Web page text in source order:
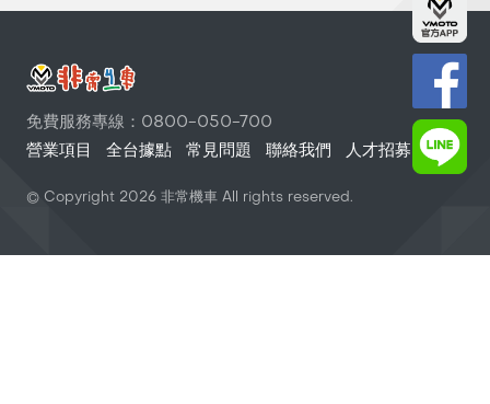
免費服務專線：0800-050-700
營業項目
全台據點 常見問題 聯絡我們 人才招募
© Copyright 2026 非常機車 All rights reserved.